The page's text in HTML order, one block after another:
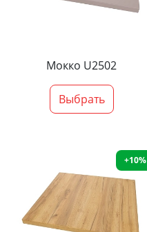
Мокко U2502
Выбрать
+10%